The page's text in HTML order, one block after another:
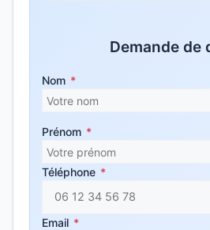
Demande de
Nom *
Prénom *
Téléphone *
Email *